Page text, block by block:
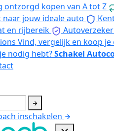
ontzorgd kopen van A tot Z
jouw ideale auto
en rijbereik
Vind, vergelijk en koop
nodig hebt?Schakel
inschakelen